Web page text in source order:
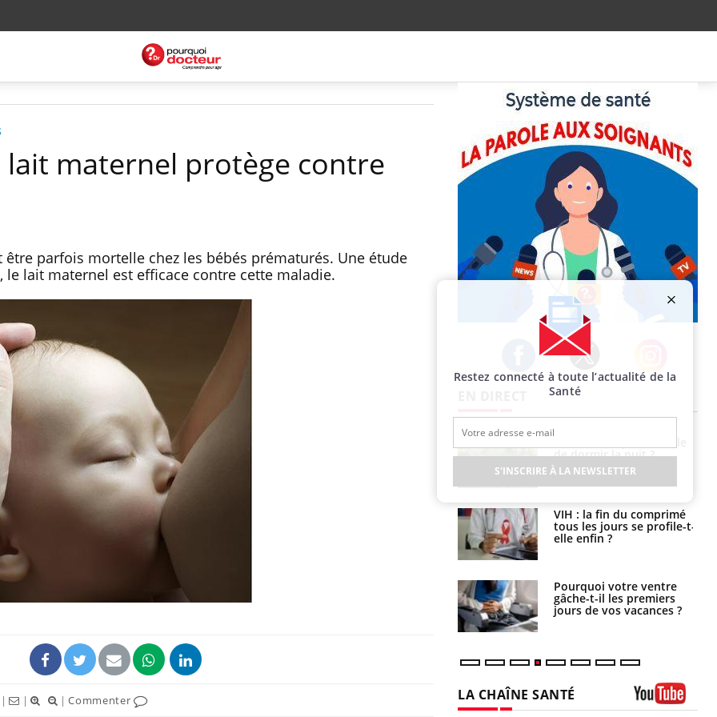
lait maternel protège contre
parfois mortelle chez les bébés prématurés. Une étude
le lait maternel est efficace contre cette maladie.
| | |Commenter
Facebook Twitter Instagram
Chikungunya, dengue,
West Nile : que se passe-
t-il dans le sud de la
France ?
Les médicaments GLP-1
protègent-ils aussi les os
Cytomégalovirus : ce qui
change dans la prise en
de dormir la nuit ?
VIH : la fin du comprimé
tous les jours se profile-t-
elle enfin ?
Pourquoi votre ventre
gâche-t-il les premiers
jours de vos vacances ?
pourquoi le risque de
noyade grimpe-t-il ?
Le Viagra pourrait-il
freiner la propagation du
cancer ?
Pourquoi manger moins
de protéines pourrait
finalement être bénéfique
LA CHAÎNE SANTÉ
Restez connecté à toute l’actualité de la
Santé
S'INSCRIRE À LA NEWSLETTER